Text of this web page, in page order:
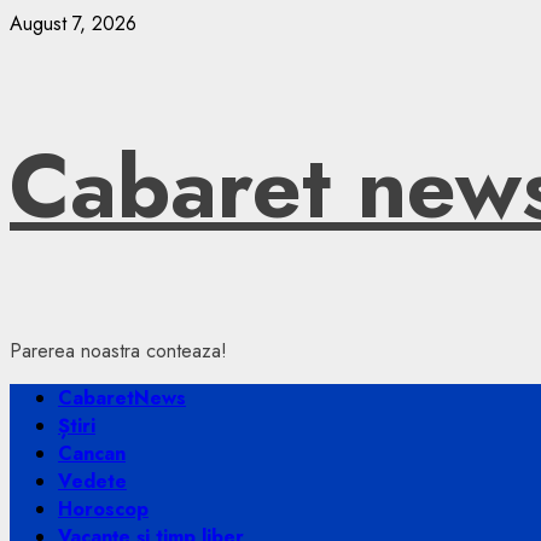
Skip
August 7, 2026
Cabaret
Parerea noastra conteaza!
Primary
Menu
CabaretNews
Știri
Cancan
Vedete
Horoscop